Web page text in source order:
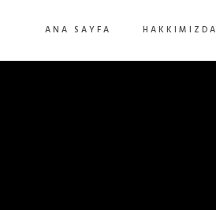
ANA SAYFA HAKKIMIZDA